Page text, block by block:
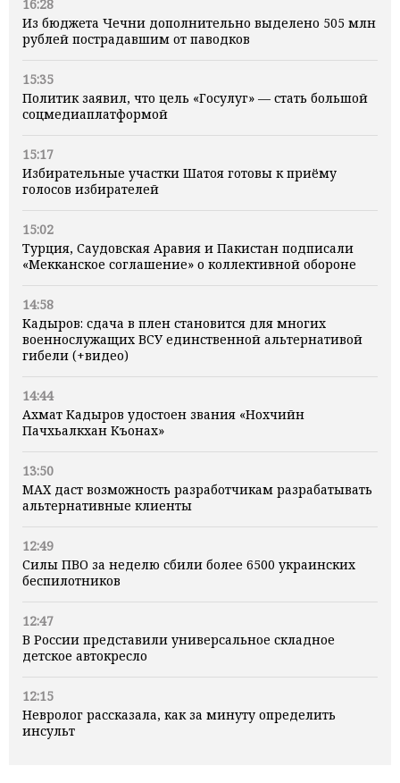
16:28
Из бюджета Чечни дополнительно выделено 505 млн
рублей пострадавшим от паводков
15:35
Политик заявил, что цель «Госулуг» — стать большой
соцмедиаплатформой
15:17
Избирательные участки Шатоя готовы к приёму
голосов избирателей
15:02
Турция, Саудовская Аравия и Пакистан подписали
«Мекканское соглашение» о коллективной обороне
14:58
Кадыров: сдача в плен становится для многих
военнослужащих ВСУ единственной альтернативой
гибели (+видео)
14:44
Ахмат Кадыров удостоен звания «Нохчийн
Пачхьалкхан Къонах»
13:50
MAX даст возможность разработчикам разрабатывать
альтернативные клиенты
12:49
Силы ПВО за неделю сбили более 6500 украинских
беспилотников
12:47
В России представили универсальное складное
детское автокресло
12:15
Невролог рассказала, как за минуту определить
инсульт